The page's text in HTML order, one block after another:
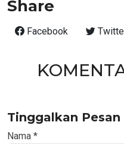
Share
Facebook
Tinggalkan Pesan
Nama *